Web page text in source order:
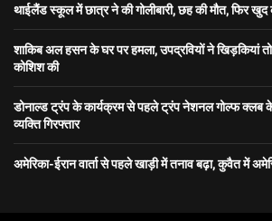
थाईलैंड स्कूल में छात्र ने की गोलीबारी, छह की मौत, फिर खुद
शाकिब अल हसन के घर पर हमला, उपद्रवियों ने खिड़कियां
कोशिश की
डोनाल्ड ट्रंप के कार्यक्रम से पहले ट्रंप नेशनल गोल्फ क्लब
व्यक्ति गिरफ्तार
अमेरिका-ईरान वार्ता से पहले खाड़ी में तनाव बढ़ा, कुवैत में